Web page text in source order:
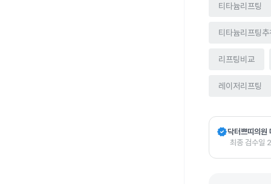
티타늄리프팅
티타늄리프팅추
리프팅비교
레이저리프팅
verified닥터쁘띠의원
최종 검수일